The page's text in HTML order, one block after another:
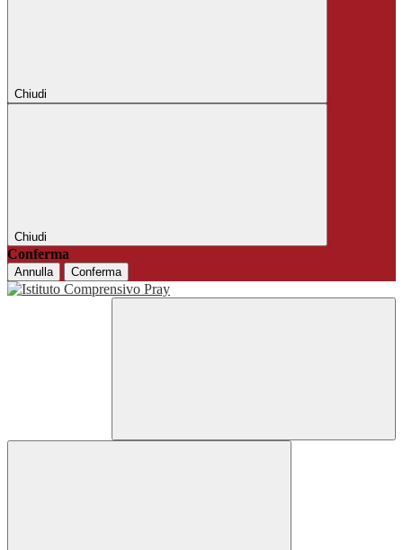
Chiudi
Chiudi
Conferma
Annulla Conferma